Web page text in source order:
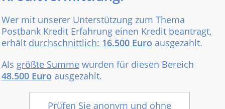
Wer mit unserer Unterstützung zum Thema
Postbank Kredit Erfahrung einen Kredit beantragt,
erhält durchschnittlich: 16.500 Euro ausgezahlt.
Als größte Summewurden für diesen Bereich
48.500 Euro ausgezahlt.
Prüfen Sie anonym und ohne